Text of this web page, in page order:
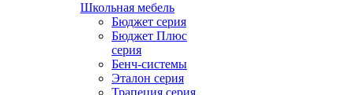
Школьная мебель
Бюджет серия
Бюджет Плюс
серия
Бенч-системы
Эталон серия
Трапеция серия